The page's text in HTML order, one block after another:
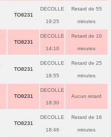
TO8231
DECOLLE
19:25
Retard de 55
minutes
TO8231
DECOLLE
14:10
Retard de 10
minutes
TO8231
DECOLLE
18:55
Retard de 25
minutes
TO8231
DECOLLE
18:30
Aucun retard
TO8231
DECOLLE
18:46
Retard de 16
minutes